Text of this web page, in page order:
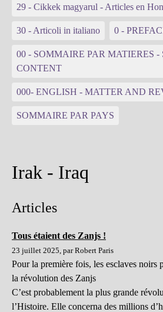
29 - Cikkek magyarul - Articles en
30 - Articoli in italiano 0 -
00 - SOMMAIRE PAR MATIERES
CONTENT
000- ENGLISH - MATTER AND
SOMMAIRE PAR PAYS
Irak - Iraq
Articles
Tous étaient des Zanjs !
23 juillet 2025, par Robert Paris
Pour la première fois, les esclaves noirs
la révolution des Zanjs
C’est probablement la plus grande
l’Histoire. Elle concerna des millions